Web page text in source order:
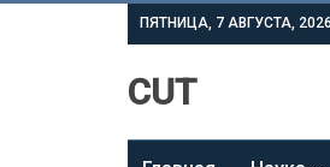
ПЯТНИЦА, 7 АВГУСТА, 2026
CUT